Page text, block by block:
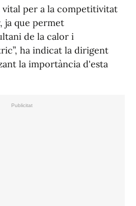
vital per a la competitivitat
ja que permet
de la calor i
ha indicat la dirigent
la importància d'esta